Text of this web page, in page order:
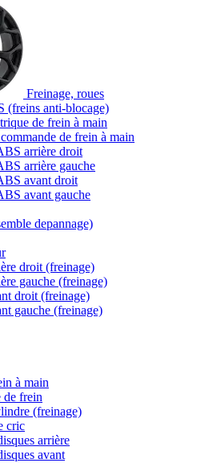
Freinage, roues
(freins anti-blocage)
de frein à main
de frein à main
arrière droit
arrière gauche
avant droit
avant gauche
depannage)
droit (freinage)
gauche (freinage)
droit (freinage)
gauche (freinage)
à main
de frein
(freinage)
cric
arrière
avant